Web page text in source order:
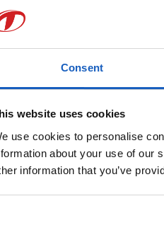
Consent
website uses cookies
use cookies to personalise
about your use of our
information that you’ve